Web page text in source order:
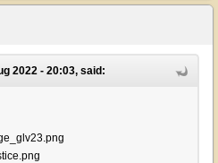
2022 - 20:03, said: